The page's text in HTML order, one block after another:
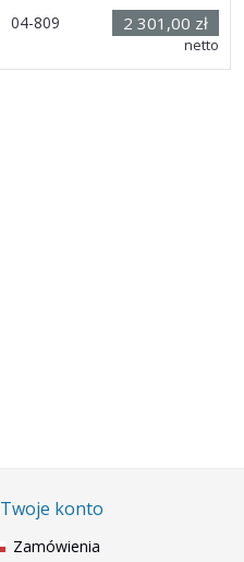
04-809 2 301,00 zł
netto
Twoje konto
Zamówienia